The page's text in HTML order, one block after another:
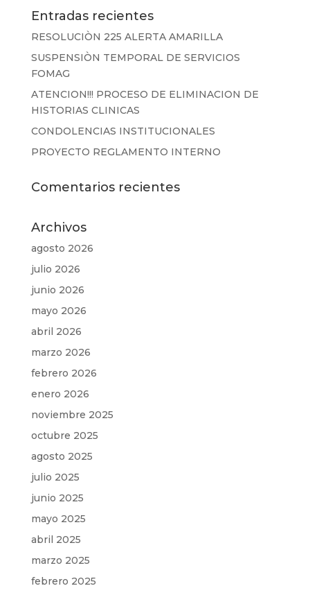
Entradas recientes
RESOLUCIÒN 225 ALERTA AMARILLA
SUSPENSIÒN TEMPORAL DE SERVICIOS
FOMAG
ATENCION!!! PROCESO DE ELIMINACION DE
HISTORIAS CLINICAS
CONDOLENCIAS INSTITUCIONALES
PROYECTO REGLAMENTO INTERNO
Comentarios recientes
Archivos
agosto 2026
julio 2026
junio 2026
mayo 2026
abril 2026
marzo 2026
febrero 2026
enero 2026
noviembre 2025
octubre 2025
agosto 2025
julio 2025
junio 2025
mayo 2025
abril 2025
marzo 2025
febrero 2025